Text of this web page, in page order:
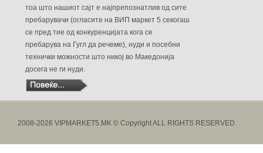
тоа што нашиот сајт е најпрепознатлив од сите
пребарувачи (огласите на ВИП маркет 5 секогаш
се пред тие од конкуренцијата кога се
пребарува на Гугл да речеме), нуди и посебни
технички можности што никој во Македонија
досега не ги нуди.
2008-2026 VIPMARKET5.MK © Copyright ALL RIGHTS RESERVED.